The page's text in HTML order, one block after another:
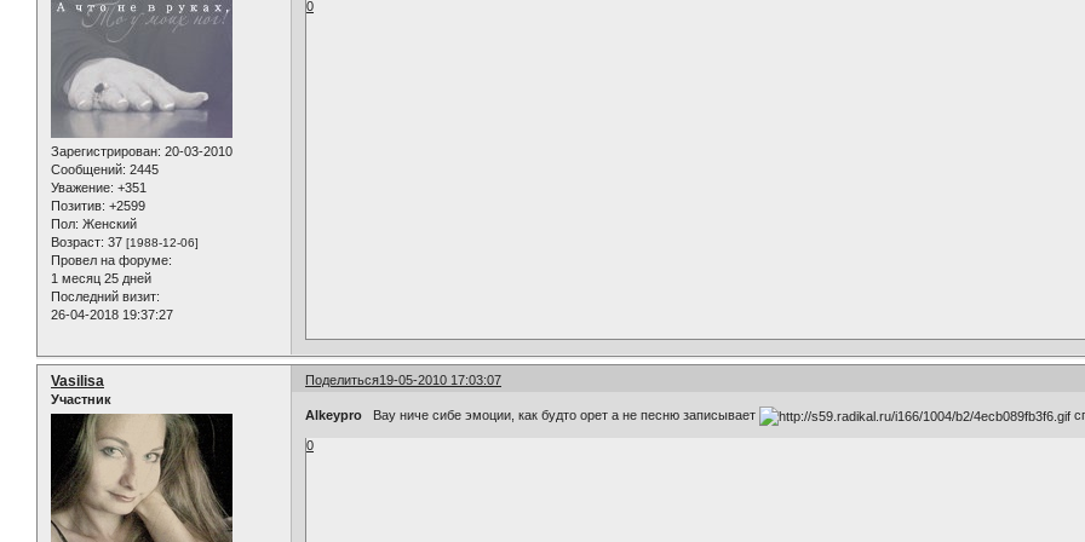
Зарегистрирован: 20-03-2010
Сообщений: 2445
Уважение: +351
Позитив: +2599
Пол: Женский
Возраст: 37 [1988-12-06]
Провел на форуме:
1 месяц 25 дней
Последний визит:
26-04-2018 19:37:27
0
Поделиться19-05-2010 17:03:07
Vasilisa
Участник
Alkeypro Вау ниче сибе эмоции, как будто орет а не песню записывает
0